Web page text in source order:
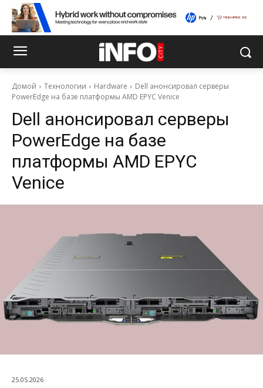
Домой Технологии Hardware
Dell анонсировал серверы
PowerEdge на базе платформы AMD EPYC Venice
Dell анонсировал серверы
PowerEdge на базе
платформы AMD EPYC
Venice
25.05.2026